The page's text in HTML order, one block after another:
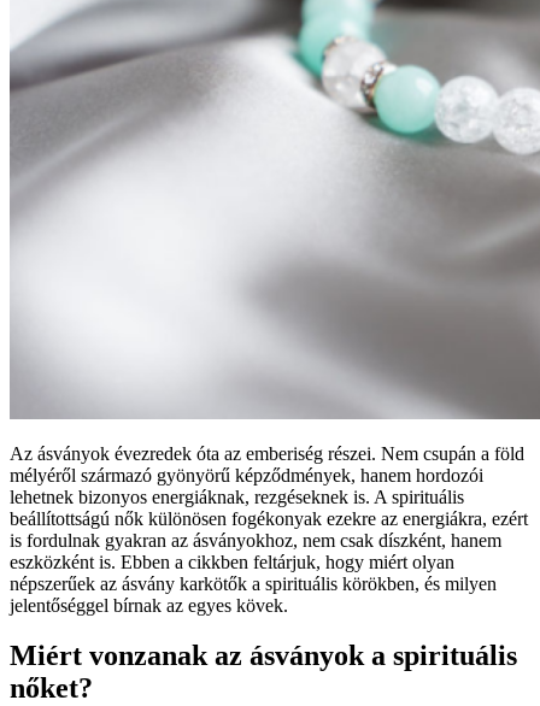
Az ásványok évezredek óta az emberiség részei. Nem csupán a föld
mélyéről származó gyönyörű képződmények, hanem hordozói
lehetnek bizonyos energiáknak, rezgéseknek is. A spirituális
beállítottságú nők különösen fogékonyak ezekre az energiákra, ezért
is fordulnak gyakran az ásványokhoz, nem csak díszként, hanem
eszközként is. Ebben a cikkben feltárjuk, hogy miért olyan
népszerűek az ásvány karkötők a spirituális körökben, és milyen
jelentőséggel bírnak az egyes kövek.
Miért vonzanak az ásványok a spirituális
nőket?